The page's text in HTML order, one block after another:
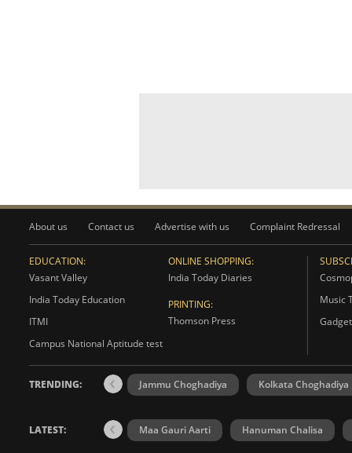
About us Contact us Advertise with us Complaint Redressal
EDUCATION:
Vasant Valley
India Today Education
ITMI
Campus National Aptitude test
ONLINE SHOPPING:
India Today Diaries
PRINTING:
Thomson Press
Music
TRENDING: Jammu Choghadiya Kolkata Choghadiya
LATEST: Maa Gauri Aarti Hanuman Chalisa